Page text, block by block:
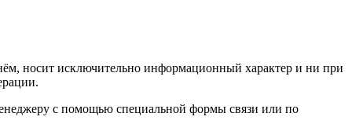
носит исключительно информационный характер и ни при
с помощью специальной формы связи или по